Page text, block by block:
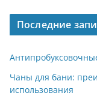
a
m
A
p
p
Последние
Чаны для бани:
использования